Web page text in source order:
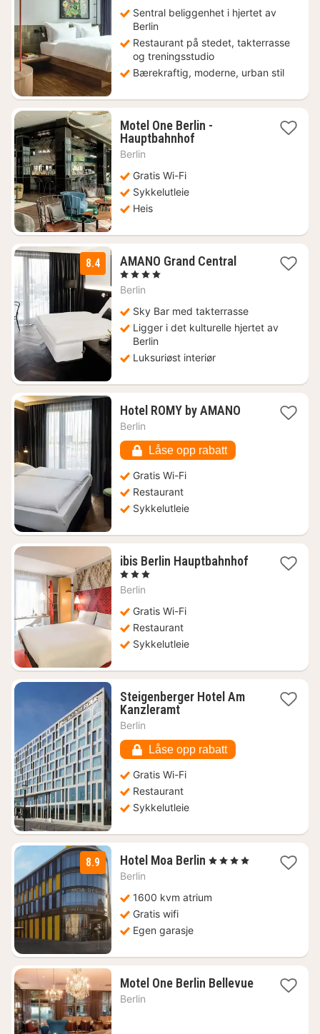
694
Sentral beliggenhet i hjertet av
Berlin
Restaurant på stedet, takterrasse
og treningsstudio
Bærekraftig, moderne, urban stil
Motel One Berlin -
Hauptbahnhof1
Berlin
Gratis Wi-Fi
Sykkelutleie
Heis
8.4 AMANO Grand Central1
kr.
, 4 Stjerner
Berlin
Sky Bar med takterrasse
Ligger i det kulturelle hjertet av
Berlin
Luksuriøst interiør
Hotel ROMY by AMANO1
Berlin
Låse opp rabatt
Gratis Wi-Fi
Restaurant
Sykkelutleie
ibis Berlin Hauptbahnhof1
, 3 Stjerner
Berlin
Gratis Wi-Fi
Restaurant
Sykkelutleie
Steigenberger Hotel Am
Kanzleramt1
1240
kr.
Berlin
Låse opp rabatt
Gratis Wi-Fi
Restaurant
Sykkelutleie
8.9 Hotel Moa Berlin 2
1090
, 4 Stjerner
Berlin
1600 kvm atrium
Gratis wifi
Egen garasje
Motel One Berlin Bellevue1
Berlin